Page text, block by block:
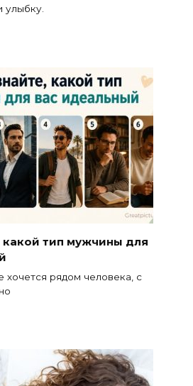
улыбку.
какой тип мужчины для
рядом человека, с